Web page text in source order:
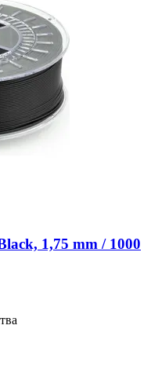
1,75 mm / 1000